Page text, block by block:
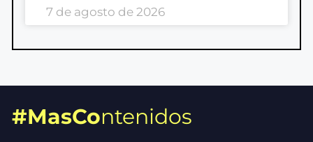
7 de agosto de 2026
#MasContenidos